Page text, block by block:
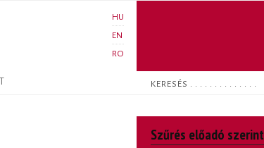
HU
EN
RO
Keresés
Szűrés előadó szerint